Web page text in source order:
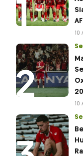
10
10